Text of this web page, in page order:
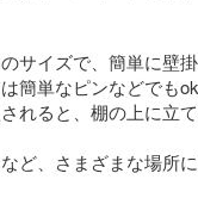
サイズで、簡単に壁
簡単なピンなどでもok
れると、棚の上に立
ど、さまざまな場所に